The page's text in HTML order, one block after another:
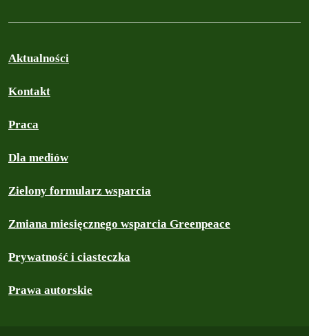
Aktualności
Kontakt
Praca
Dla mediów
Zielony formularz wsparcia
Zmiana miesięcznego wsparcia Greenpeace
Prywatność i ciasteczka
Prawa autorskie